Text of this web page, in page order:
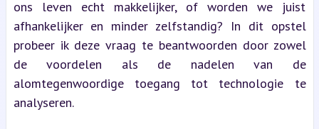
ons leven echt makkelijker, of worden we juist
afhankelijker en minder zelfstandig? In dit opstel
probeer ik deze vraag te beantwoorden door zowel
de voordelen als de nadelen van de
alomtegenwoordige toegang tot technologie te
analyseren.